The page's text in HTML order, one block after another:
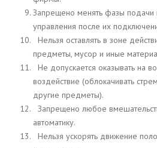
Запрещено менять фазы подачи
управления после их
Нельзя оставлять в зоне
предметы, мусор и иные
Не допускается оказывать на
воздействие (облокачивать
другие предметы).
Запрещено любое
автоматику.
Нельзя ускорять движение